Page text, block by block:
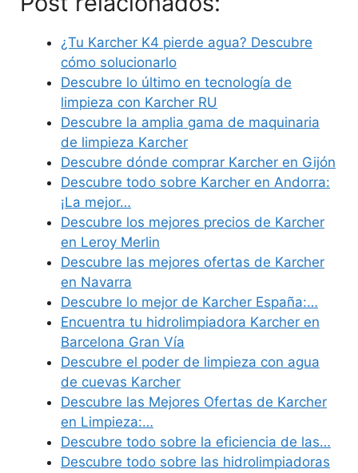
¿Tu Karcher K4 pierde agua? Descubre
cómo solucionarlo
Descubre lo último en tecnología de
limpieza con Karcher RU
Descubre la amplia gama de maquinaria
de limpieza Karcher
Descubre dónde comprar Karcher en Gijón
Descubre todo sobre Karcher en Andorra:
¡La mejor…
Descubre los mejores precios de Karcher
en Leroy Merlin
Descubre las mejores ofertas de Karcher
en Navarra
Descubre lo mejor de Karcher España:…
Encuentra tu hidrolimpiadora Karcher en
Barcelona Gran Vía
Descubre el poder de limpieza con agua
de cuevas Karcher
Descubre las Mejores Ofertas de Karcher
en Limpieza:…
Descubre todo sobre la eficiencia de las…
Descubre todo sobre las hidrolimpiadoras